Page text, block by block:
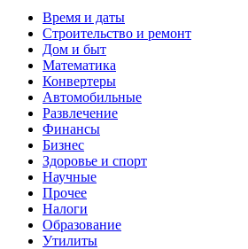
Время и даты
Строительство и ремонт
Дом и быт
Математика
Конвертеры
Автомобильные
Развлечение
Финансы
Бизнес
Здоровье и спорт
Научные
Прочее
Налоги
Образование
Утилиты